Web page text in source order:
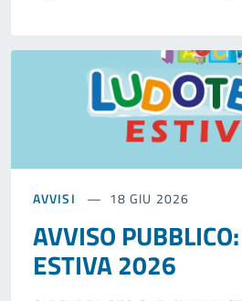
AVVISI 18 GIU 2026
AVVISO
ESTIVA 2026